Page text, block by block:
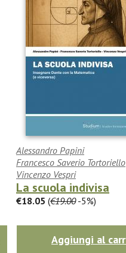
Alessandro Papini
Francesco Saverio Tortoriello
Vincenzo Vespri
La scuola indivisa
€18.05 (€19.00-5%)
Aggiungi al